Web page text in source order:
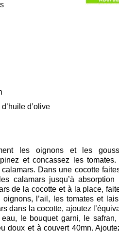
d’olive
les oignons et les
et concassez les
Dans une cocotte
calamars jusqu’à absorption
de la cocotte et à la place,
l’ail, les tomates et
dans la cocotte, ajoutez
le bouquet garni, le
doux et à couvert 40mn.